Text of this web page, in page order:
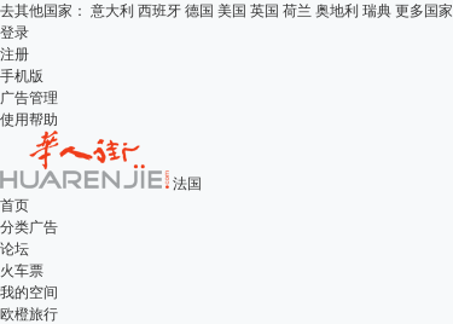
去其他国家： 意大利 西班牙 德国 美国 英国 荷兰 奥地利 瑞典 更多国家
登录
注册
手机版
广告管理
使用帮助
法国
首页
分类广告
论坛
火车票
我的空间
欧橙旅行